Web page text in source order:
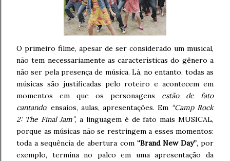
O primeiro filme, apesar de ser considerado um musical,
não tem necessariamente as características do gênero a
não ser pela presença de música. Lá, no entanto, todas as
músicas são justificadas pelo roteiro e acontecem em
momentos em que os personagens estão de fato
cantando: ensaios, aulas, apresentações. Em “Camp Rock
2: The Final Jam”, a linguagem é de fato mais MUSICAL,
porque as músicas não se restringem a esses momentos:
toda a sequência de abertura com “Brand New Day”, por
exemplo, termina no palco em uma apresentação da